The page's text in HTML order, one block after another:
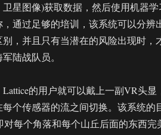
星图像)获取数据，然后使用机器
通过足够的培训，该系统可以分辨
，并且只有当潜在的风险出现时，
陆战队员。
的用户就可以戴上一副VR头
个传感器的流之间切换。该系统的
对每个角落和每个山丘后面的东西完